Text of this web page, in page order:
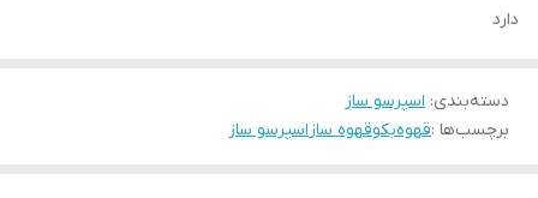
دارد
دسته‌بندی: اسپرسو ساز
برچسب‌ها :قهوهبکوقهوه سازاسپرسو ساز